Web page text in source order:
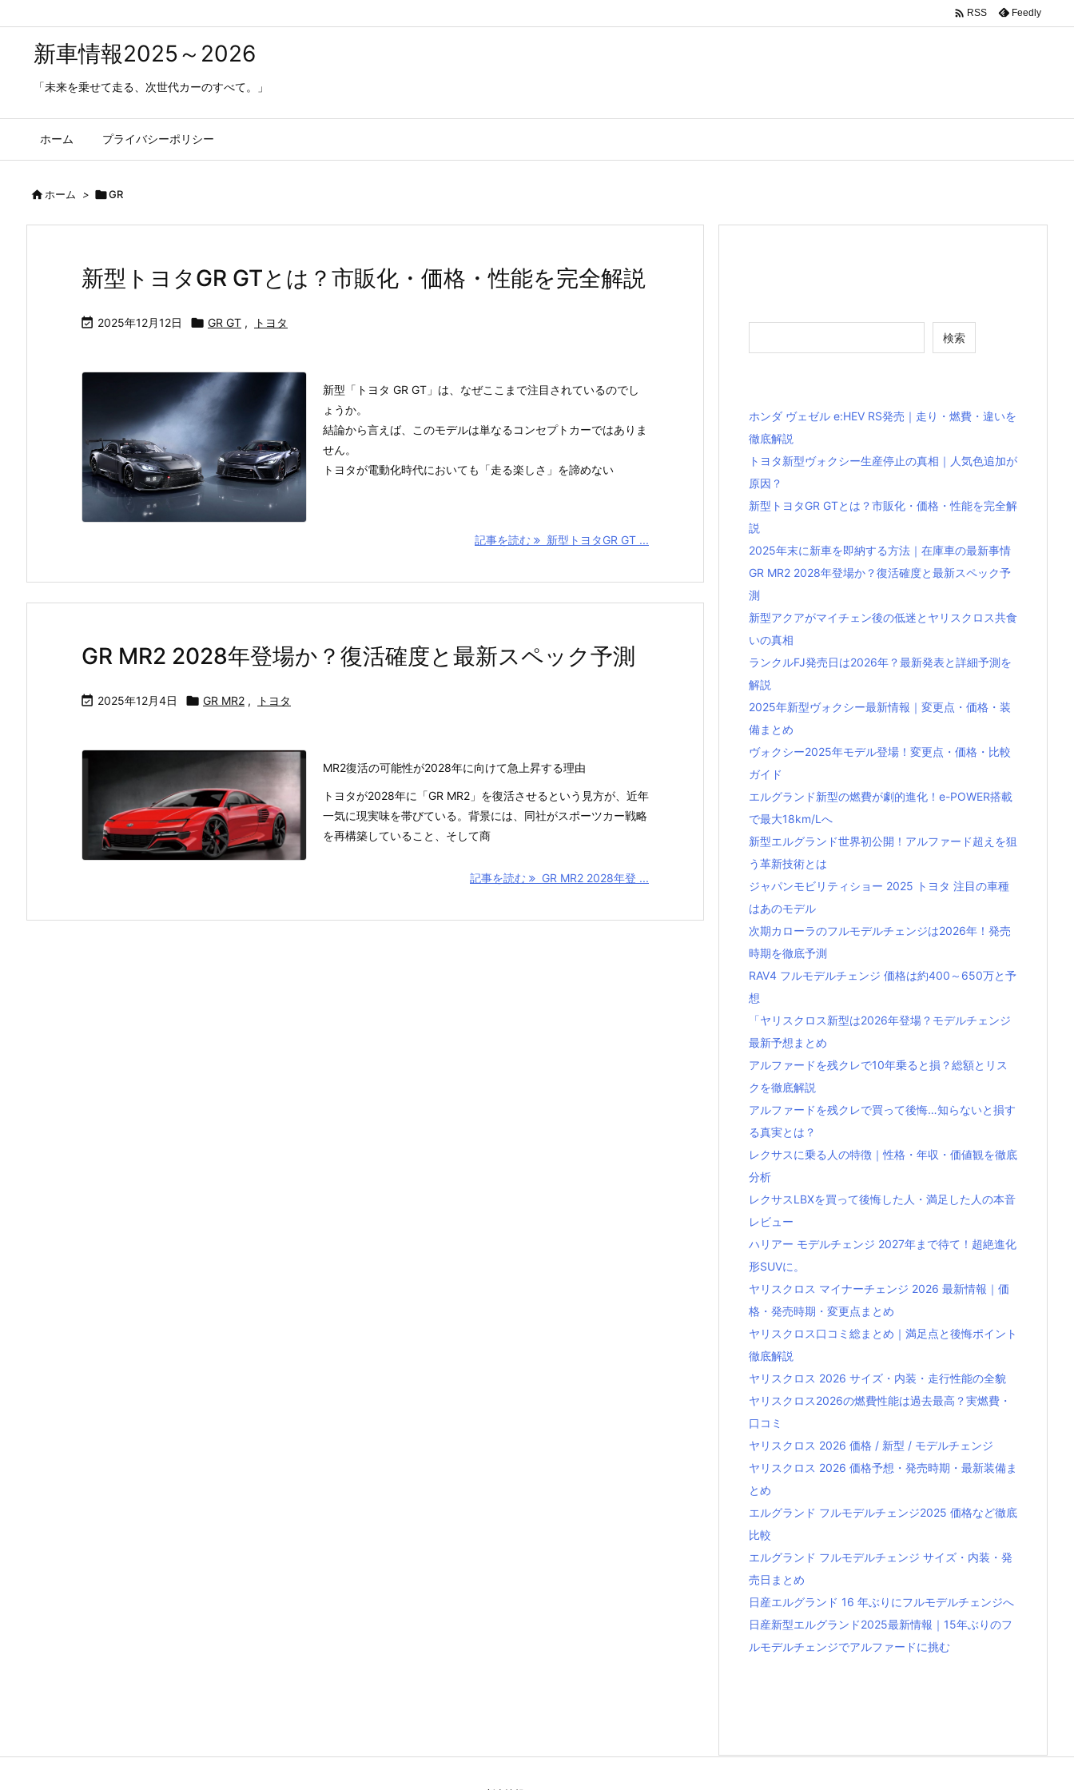
新車情報2025～2026
「未来を乗せて走る、次世代カーのすべて。」
ホーム プライバシーポリシー
 RSS Feedly
ホーム > GR
新型トヨタGR GTとは？市販化・価格・性能を完全解説
 2025年12月12日  GR GT , トヨタ
新型「トヨタ GR GT」は、なぜここまで注目されているのでし
ょうか。
結論から言えば、このモデルは単なるコンセプトカーではありま
せん。
トヨタが電動化時代においても「走る楽しさ」を諦めない
記事を読む 新型トヨタGR GT ...
GR MR2 2028年登場か？復活確度と最新スペック予測
 2025年12月4日  GR MR2 , トヨタ
MR2復活の可能性が2028年に向けて急上昇する理由
トヨタが2028年に「GR MR2」を復活させるという見方が、近年
一気に現実味を帯びている。背景には、同社がスポーツカー戦略
を再構築していること、そして商
記事を読む GR MR2 2028年登 ...
検索
ホンダ ヴェゼル e:HEV RS発売｜走り・燃費・違いを
徹底解説
トヨタ新型ヴォクシー生産停止の真相｜人気色追加が
原因？
新型トヨタGR GTとは？市販化・価格・性能を完全解
説
2025年末に新車を即納する方法｜在庫車の最新事情
GR MR2 2028年登場か？復活確度と最新スペック予
測
新型アクアがマイチェン後の低迷とヤリスクロス共食
いの真相
ランクルFJ発売日は2026年？最新発表と詳細予測を
解説
2025年新型ヴォクシー最新情報｜変更点・価格・装
備まとめ
ヴォクシー2025年モデル登場！変更点・価格・比較
ガイド
エルグランド新型の燃費が劇的進化！e-POWER搭載
で最大18km/Lへ
新型エルグランド世界初公開！アルファード超えを狙
う革新技術とは
ジャパンモビリティショー 2025 トヨタ 注目の車種
はあのモデル
次期カローラのフルモデルチェンジは2026年！発売
時期を徹底予測
RAV4 フルモデルチェンジ 価格は約400～650万と予
想
「ヤリスクロス新型は2026年登場？モデルチェンジ
最新予想まとめ
アルファードを残クレで10年乗ると損？総額とリス
クを徹底解説
アルファードを残クレで買って後悔…知らないと損す
る真実とは？
レクサスに乗る人の特徴｜性格・年収・価値観を徹底
分析
レクサスLBXを買って後悔した人・満足した人の本音
レビュー
ハリアー モデルチェンジ 2027年まで待て！超絶進化
形SUVに。
ヤリスクロス マイナーチェンジ 2026 最新情報｜価
格・発売時期・変更点まとめ
ヤリスクロス口コミ総まとめ｜満足点と後悔ポイント
徹底解説
ヤリスクロス 2026 サイズ・内装・走行性能の全貌
ヤリスクロス2026の燃費性能は過去最高？実燃費・
口コミ
ヤリスクロス 2026 価格 / 新型 / モデルチェンジ
ヤリスクロス 2026 価格予想・発売時期・最新装備ま
とめ
エルグランド フルモデルチェンジ2025 価格など徹底
比較
エルグランド フルモデルチェンジ サイズ・内装・発
売日まとめ
日産エルグランド 16 年ぶりにフルモデルチェンジへ
日産新型エルグランド2025最新情報｜15年ぶりのフ
ルモデルチェンジでアルファードに挑む